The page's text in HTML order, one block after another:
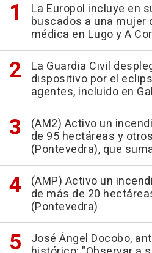
La Europol incluye en
buscados a una mujer
médica en Lugo y A
La Guardia Civil
dispositivo por el
agentes, incluido en
(AM2) Activo un
de 95 hectáreas y
(Pontevedra), que
(AMP) Activo un
de más de 20
(Pontevedra)
José Ángel Docobo,